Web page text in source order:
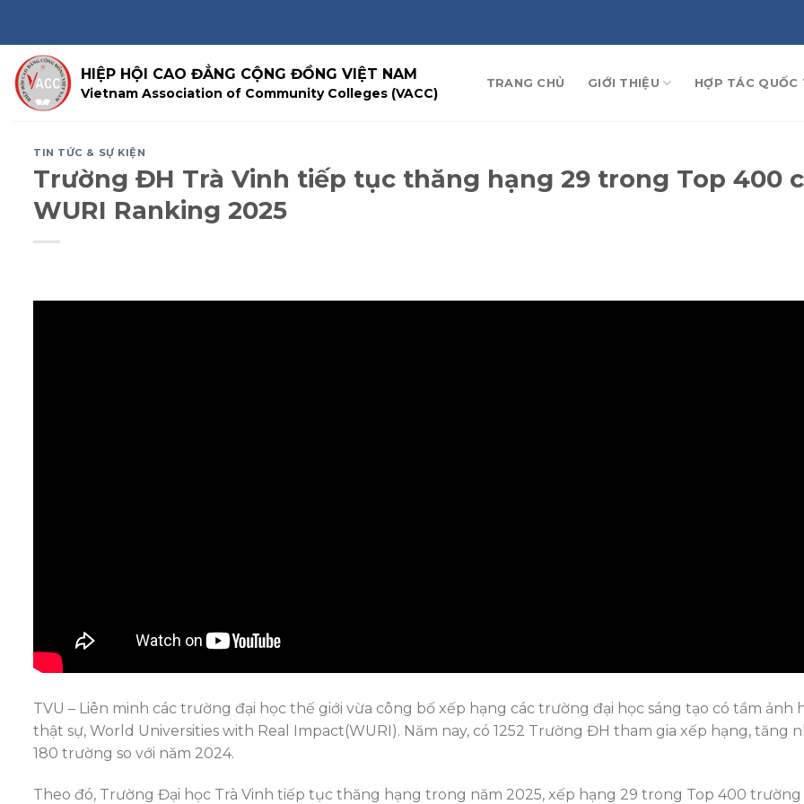
content
HIỆP HỘI CAO ĐẲNG CỘNG ĐỒNG VIỆT NAM
Vietnam Association of Community Colleges (VACC)
TRANG CHỦ GIỚI THIỆU HỢP TÁC QUỐC
TIN TỨC & SỰ KIỆN
Trường ĐH Trà Vinh tiếp tục thăng hạng 29 trong Top 400
WURI Ranking 2025
TVU – Liên minh các trường đại học thế giới vừa công bố xếp hạng các trường đại học sáng tạo có tầm ảnh
thật sự, World Universities with Real Impact(WURI). Năm nay, có 1252 Trường ĐH tham gia xếp hạng, tăng
180 trường so với năm 2024.
Theo đó, Trường Đại học Trà Vinh tiếp tục thăng hạng trong năm 2025, xếp hạng 29 trong Top 400 trường